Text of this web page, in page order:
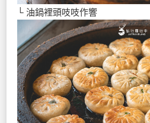
└ 油鍋裡頭吱吱作響